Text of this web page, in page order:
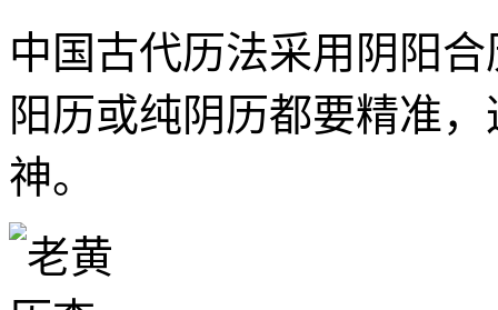
中国古代历法采用阴阳
阳历或纯阴历都要精准
神。